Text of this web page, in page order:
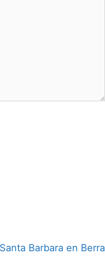
Barbara en Berra